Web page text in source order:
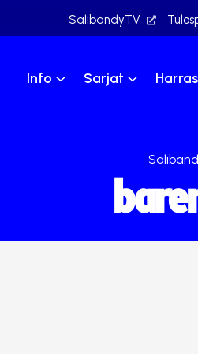
SalibandyTV
Info Sarjat